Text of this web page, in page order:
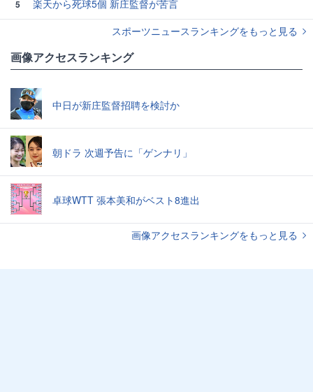
5
楽天から死球5個 新庄監督が苦言
スポーツニュースランキングをもっと見る
画像アクセスランキング
中日が新庄監督招聘を検討か
朝ドラ 次週予告に「ゲンナリ」
卓球WTT 張本美和がベスト8進出
画像アクセスランキングをもっと見る